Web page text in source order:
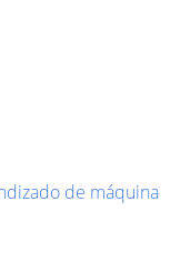
de máquina